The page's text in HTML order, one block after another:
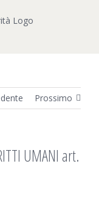
Prossimo
UMANI art.